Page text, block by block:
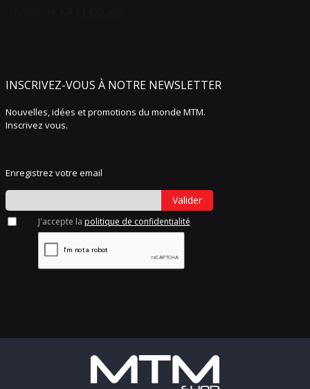
INSCRIVEZ-VOUS À NOTRE NEWSLETTER
Nouvelles, idées et promotions du monde MTM.
Inscrivez vous.
Enregistrez votre email
Valider
J'accepte la politique de confidentialité